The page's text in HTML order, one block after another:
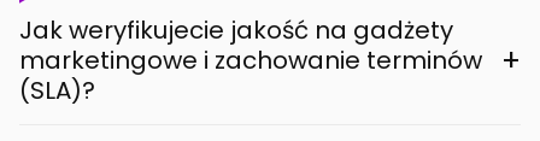
Jak weryfikujecie jakość na gadżety
marketingowe i zachowanie terminów
(SLA)?
+